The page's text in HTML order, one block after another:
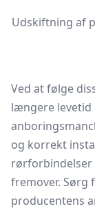
Udskiftning af
Ved at følge
længere levetid
og korrekt
fremover. Sørg
producentens